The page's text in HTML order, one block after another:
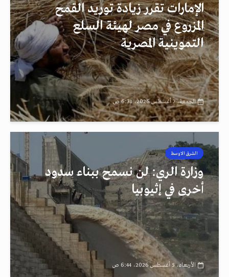
الإمارات تقرر زيادة توريد القمح
المزروع في مصر لهيئة السلع
التموينية المصرية
الجمعة، 7 أغسطس 2026، 6:31 ص
الشرق الاوسط رصد
وزارة الري: لن نسمح ببناء سدود
أخرى في إثيوبيا
الأربعاء، 5 أغسطس 2026، 6:44 ص